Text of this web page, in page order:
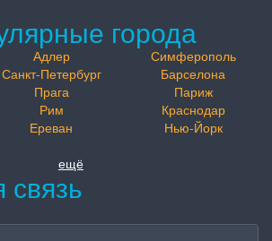
города
Адлер
Симферополь
Санкт-Петербург
Барселона
Прага
Париж
Рим
Краснодар
Ереван
Нью-Йорк
ещё